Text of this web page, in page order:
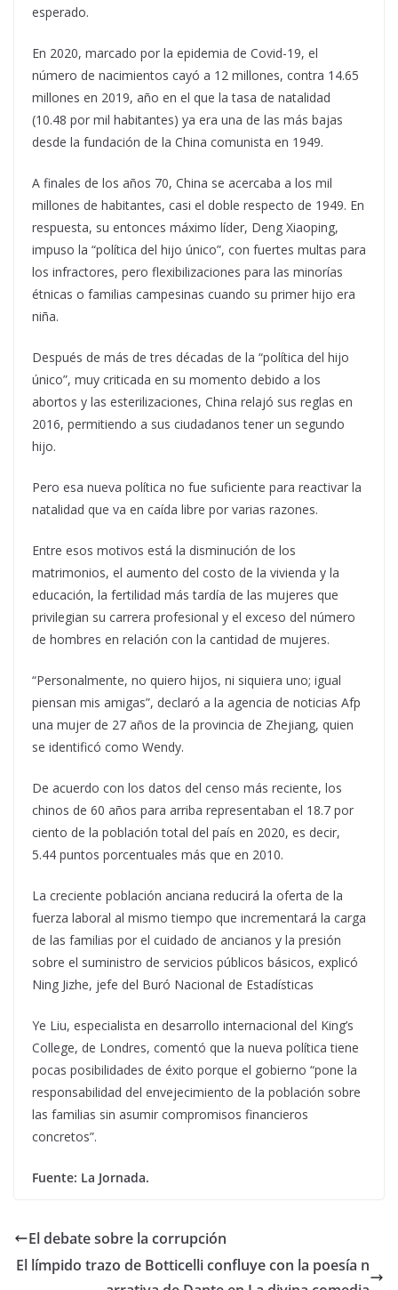
esperado.
En 2020, marcado por la epidemia de Covid-19, el
número de nacimientos cayó a 12 millones, contra 14.65
millones en 2019, año en el que la tasa de natalidad
(10.48 por mil habitantes) ya era una de las más bajas
desde la fundación de la China comunista en 1949.
A finales de los años 70, China se acercaba a los mil
millones de habitantes, casi el doble respecto de 1949. En
respuesta, su entonces máximo líder, Deng Xiaoping,
impuso la “política del hijo único”, con fuertes multas para
los infractores, pero flexibilizaciones para las minorías
étnicas o familias campesinas cuando su primer hijo era
niña.
Después de más de tres décadas de la “política del hijo
único”, muy criticada en su momento debido a los
abortos y las esterilizaciones, China relajó sus reglas en
2016, permitiendo a sus ciudadanos tener un segundo
hijo.
Pero esa nueva política no fue suficiente para reactivar la
natalidad que va en caída libre por varias razones.
Entre esos motivos está la disminución de los
matrimonios, el aumento del costo de la vivienda y la
educación, la fertilidad más tardía de las mujeres que
privilegian su carrera profesional y el exceso del número
de hombres en relación con la cantidad de mujeres.
“Personalmente, no quiero hijos, ni siquiera uno; igual
piensan mis amigas”, declaró a la agencia de noticias Afp
una mujer de 27 años de la provincia de Zhejiang, quien
se identificó como Wendy.
De acuerdo con los datos del censo más reciente, los
chinos de 60 años para arriba representaban el 18.7 por
ciento de la población total del país en 2020, es decir,
5.44 puntos porcentuales más que en 2010.
La creciente población anciana reducirá la oferta de la
fuerza laboral al mismo tiempo que incrementará la carga
de las familias por el cuidado de ancianos y la presión
sobre el suministro de servicios públicos básicos, explicó
Ning Jizhe, jefe del Buró Nacional de Estadísticas
Ye Liu, especialista en desarrollo internacional del King’s
College, de Londres, comentó que la nueva política tiene
pocas posibilidades de éxito porque el gobierno “pone la
responsabilidad del envejecimiento de la población sobre
las familias sin asumir compromisos financieros
concretos”.
Fuente: La Jornada.
El debate sobre la corrupción
El límpido trazo de Botticelli confluye con la poesía n